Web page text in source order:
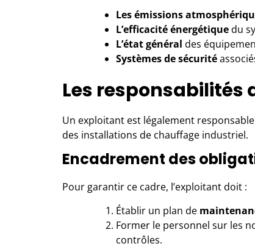
Les émissions
L’efficacité énergétiquedu
L’état général des
Systèmes de sécurité
Les responsabilités
Un exploitant est légalement
des installations de chauffage industriel.
Encadrement des
Pour garantir ce cadre, l’exploitant doit :
Établir un plan de
Former le personnel sur les
contrôles.